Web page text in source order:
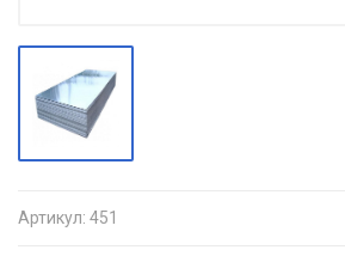
Артикул: 451